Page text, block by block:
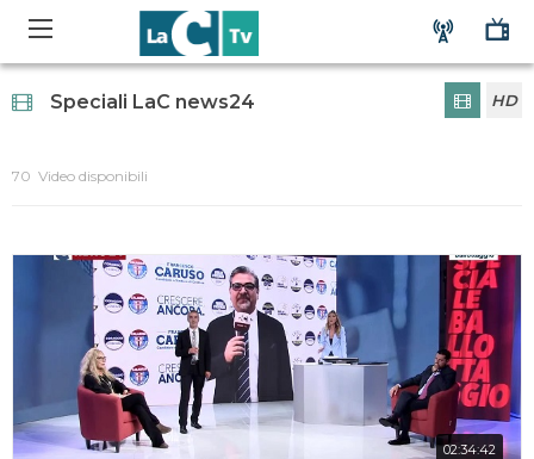
Speciali LaC news24 HD
70 Video disponibili
02:34:42